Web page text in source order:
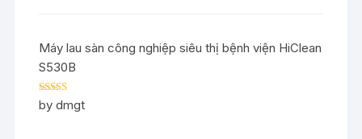
Máy lau sàn công nghiệp siêu thị bệnh viện HiClean
S530B
Rated5out
of 5
by dmgt